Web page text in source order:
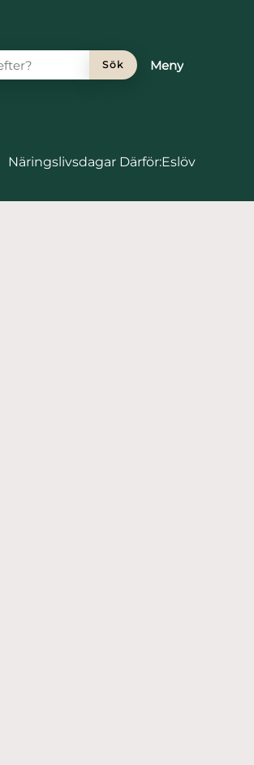
Sök
Meny
Näringslivsdagar Därför:Eslöv